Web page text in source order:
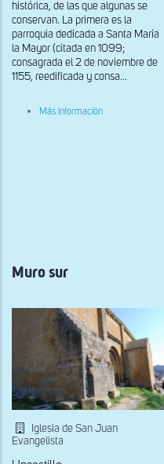
histórica, de las que algunas se
conservan. La primera es la
parroquia dedicada a Santa María
la Mayor (citada en 1099;
consagrada el 2 de noviembre de
1155, reedificada y consa...
Más información
Muro sur
Iglesia de San Juan
Evangelista